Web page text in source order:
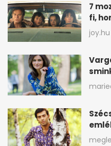
7
fi,
joy.hu
előtt